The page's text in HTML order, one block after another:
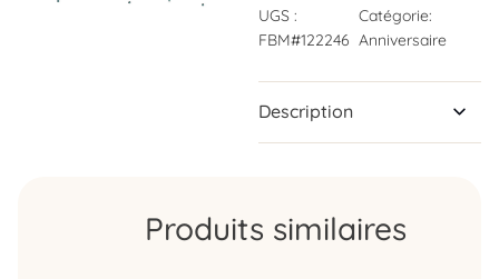
UGS :
FBM#122246
Catégorie:
Anniversaire
Description
Produits similaires